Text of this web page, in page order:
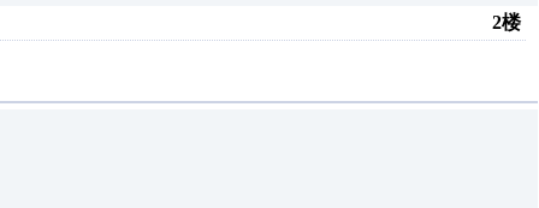
2楼